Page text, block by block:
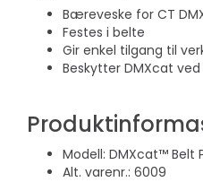
Bæreveske for CT
Festes i belte
Gir enkel tilgang til
Beskytter DMXcat
Modell: DMXcat™ Belt
Alt. varenr.: 6009